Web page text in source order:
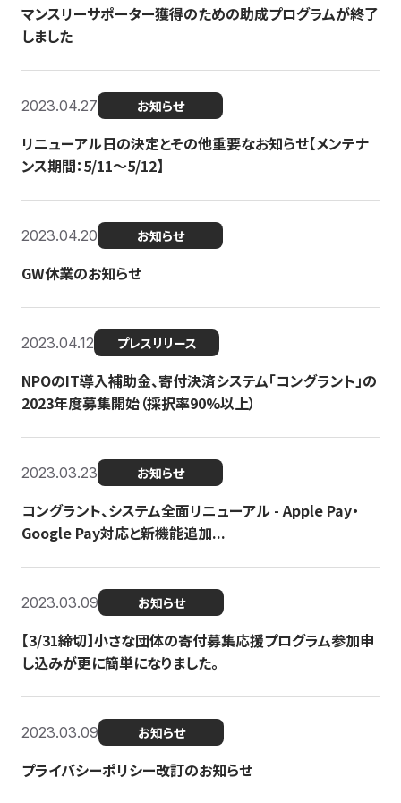
マンスリーサポーター獲得のための助成プログラムが終了
しました
2023.04.27 お知らせ
リニューアル日の決定とその他重要なお知らせ【メンテナ
ンス期間：5/11～5/12】
2023.04.20 お知らせ
GW休業のお知らせ
2023.04.12 プレスリリース
NPOのIT導入補助金、寄付決済システム「コングラント」の
2023年度募集開始（採択率90%以上）
2023.03.23 お知らせ
コングラント、システム全面リニューアル - Apple Pay・
Google Pay対応と新機能追加...
2023.03.09 お知らせ
【3/31締切】小さな団体の寄付募集応援プログラム参加申
し込みが更に簡単になりました。
2023.03.09 お知らせ
プライバシーポリシー改訂のお知らせ